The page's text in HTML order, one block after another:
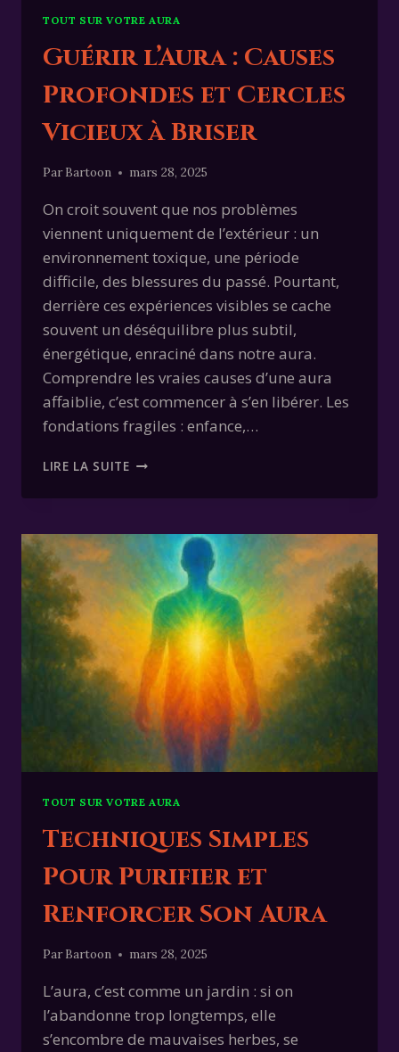
TOUT SUR VOTRE AURA
Guérir l’Aura : Causes
Profondes et Cercles
Vicieux à Briser
Par Bartoon mars 28, 2025
On croit souvent que nos problèmes
viennent uniquement de l’extérieur : un
environnement toxique, une période
difficile, des blessures du passé. Pourtant,
derrière ces expériences visibles se cache
souvent un déséquilibre plus subtil,
énergétique, enraciné dans notre aura.
Comprendre les vraies causes d’une aura
affaiblie, c’est commencer à s’en libérer. Les
fondations fragiles : enfance,…
LIRE LA SUITEGUÉRIR
:
PROFONDES
ET
CERCLES
VICIEUX
À
BRISER
TOUT SUR VOTRE AURA
Techniques Simples
Pour Purifier et
Renforcer Son Aura
Par Bartoon mars 28, 2025
L’aura, c’est comme un jardin : si on
l’abandonne trop longtemps, elle
s’encombre de mauvaises herbes, se